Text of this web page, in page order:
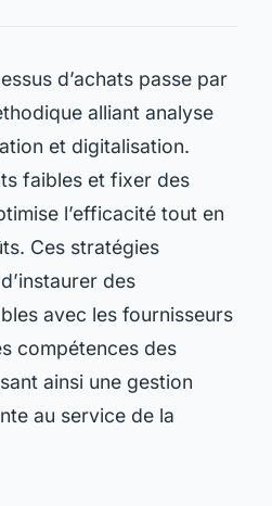
d’achats passe par
alliant analyse
et digitalisation.
faibles et fixer des
l’efficacité tout en
Ces stratégies
des
avec les fournisseurs
compétences des
ainsi une gestion
au service de la